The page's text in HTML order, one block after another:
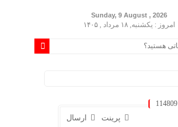
Sunday, 9 August , 2026
امروز : یکشنبه, ۱۸ مرداد , ۱۴۰۵
ارسال پرینت